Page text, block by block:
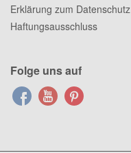
Erklärung zum Datenschutz
Haftungsausschluss
Folge uns auf